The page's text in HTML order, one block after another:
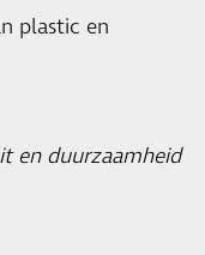
plastic en
en duurzaamheid